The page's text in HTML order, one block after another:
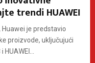
trendi HUAWEI
Huawei je predstavio
proizvode, uključujući
HUAWEI...